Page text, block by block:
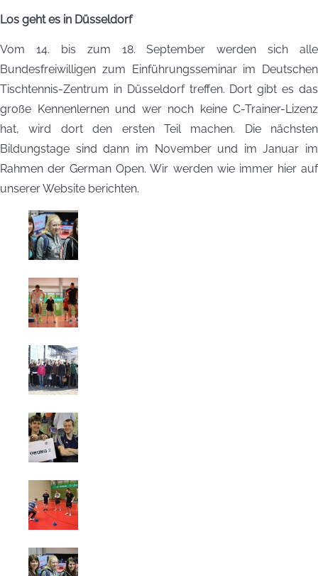
Los geht es in Düsseldorf
Vom 14. bis zum 18. September werden sich alle
Bundesfreiwilligen zum Einführungsseminar im Deutschen
Tischtennis-Zentrum in Düsseldorf treffen. Dort gibt es das
große Kennenlernen und wer noch keine C-Trainer-Lizenz
hat, wird dort den ersten Teil machen. Die nächsten
Bildungstage sind dann im November und im Januar im
Rahmen der German Open. Wir werden wie immer hier auf
unserer Website berichten.